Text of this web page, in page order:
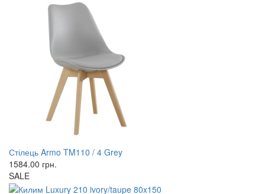
Стілець Armo TM110 / 4 Grey
1584.00 грн.
SALE